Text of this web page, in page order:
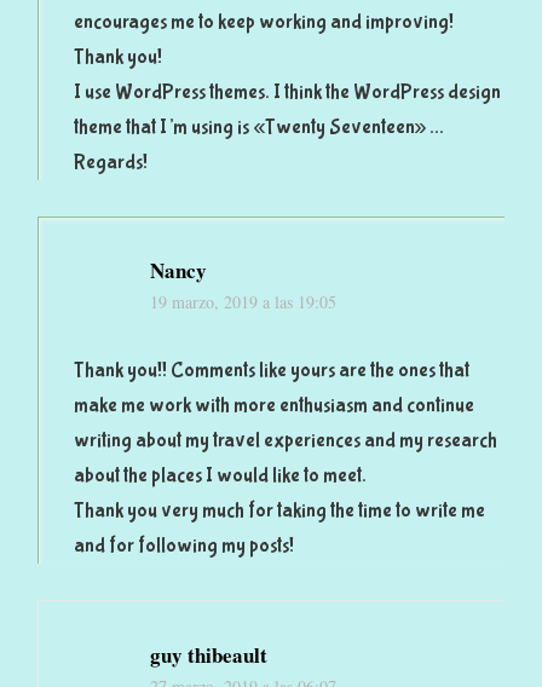
encourages me to keep working and improving!
Thank you!
I use WordPress themes. I think the WordPress design
theme that I’m using is «Twenty Seventeen» …
Regards!
Nancy
19 marzo, 2019 a las 19:05
Thank you!! Comments like yours are the ones that
make me work with more enthusiasm and continue
writing about my travel experiences and my research
about the places I would like to meet.
Thank you very much for taking the time to write me
and for following my posts!
guy thibeault